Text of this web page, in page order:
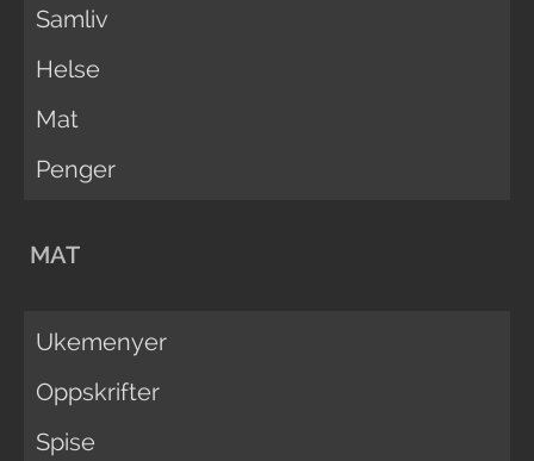
Samliv
Helse
Mat
Penger
MAT
Ukemenyer
Oppskrifter
Spise